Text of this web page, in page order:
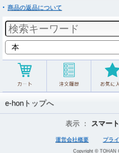
商品の返品について
e-honトップへ
表示 ： スマー
運営会社概要 プラ
Copyright © TOHAN